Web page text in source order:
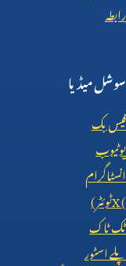
رابطہ
سوشل میڈیا
فیس بک
یوٹیوب
انسٹاگرام
X (ٹوئٹر)
ٹک ٹاک
پلے اسٹور